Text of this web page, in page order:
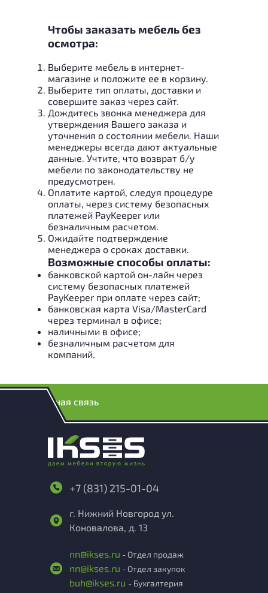
Чтобы заказать мебель без
осмотра:
Выберите мебель в интернет-
магазине и положите ее в корзину.
Выберите тип оплаты, доставки и
совершите заказ через сайт.
Дождитесь звонка менеджера для
утверждения Вашего заказа и
уточнения о состоянии мебели. Наши
менеджеры всегда дают актуальные
данные. Учтите, что возврат б/у
мебели по законодательству не
предусмотрен.
Оплатите картой, следуя процедуре
оплаты, через систему безопасных
платежей PayKeeper или
безналичным расчетом.
Ожидайте подтверждение
менеджера о сроках доставки.
Возможные способы оплаты:
банковской картой он-лайн через
систему безопасных платежей
PayKeeper при оплате через сайт;
банковская карта Visa/MasterCard
через терминал в офисе;
наличными в офисе;
безналичным расчетом для
компаний.
Обратная связь
+7 (831) 215-01-04
г. Нижний Новгород ул.
Коновалова, д. 13
nn@ikses.ru - Отдел продаж
nn@ikses.ru - Отдел закупок
buh@ikses.ru - Бухгалтерия